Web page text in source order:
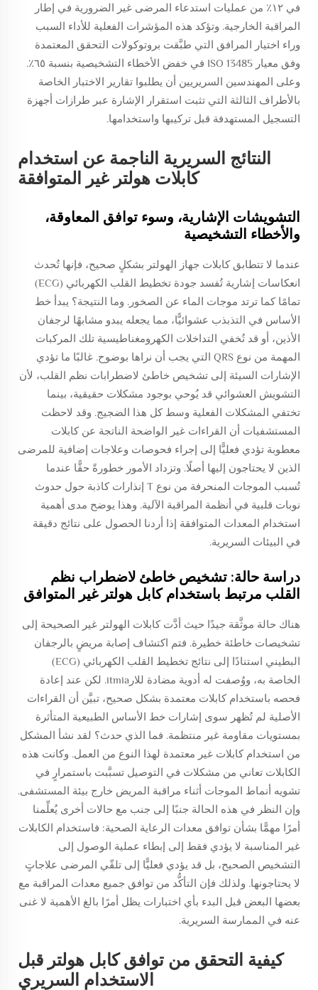
في ١٢٪ من عمليات استدعاء المرضى غير الضرورية في إطار
المراقبة الخارجية. وتؤكد هذه المؤشرات الفعلية للأداء السبب
وراء اختيار المرافق التي طبَّقت بروتوكولات التحقق المعتمدة
وفق معيار ISO 13485 في خفض الأخطاء التشخيصية بنسبة ٦٥٪.
وعلى المهندسين السريريين أن يطلبوا تقارير الاختبار الخاصة
بالأطراف الثالثة التي تثبت استقرار الإشارة عبر طرازات أجهزة
التسجيل المستهدفة قبل تركيبها واستخدامها.
النتائج السريرية الناجمة عن استخدام
كابلات هولتر غير المتوافقة
التشويشات الإشارية، وسوء توافق المعاوقة،
والأخطاء التشخيصية
عندما لا تتطابق كابلات جهاز الهولتر بشكلٍ صحيح، فإنها تُحدث
انعكاسات إشارية تُفسد جودة تخطيط القلب الكهربائي (ECG)
تمامًا كما ترتد موجات الماء عن الصخور. وما النتيجة؟ يبدأ خط
الأساس في التذبذب عشوائيًّا، مما يجعله يبدو مشابهًا لرجفان
الأذين، أو قد تُخفي التداخلات الكهرومغناطيسية تلك المركبات
المهمة من نوع QRS التي يجب أن نراها بوضوح. غالبًا ما تؤدي
الإشارات السيئة إلى تشخيص خاطئ لاضطرابات نظم القلب، لأن
التشويش العشوائي قد يُوحي بوجود مشكلات حقيقية، بينما
تختفي المشكلات الفعلية وسط كل هذا الضجيج. وقد لاحظت
المستشفيات أن القراءات غير الواضحة الناتجة عن كابلات
معطوبة تؤدي فعليًّا إلى إجراء فحوصات وعلاجات إضافية للمرضى
الذين لا يحتاجون إليها أصلًا. وتزداد الأمور خطورةً حقًّا عندما
تُسبب الموجات المنحرفة من نوع T إنذارات كاذبة حول حدوث
نوبات قلبية في أنظمة المراقبة الآلية. وهذا يوضح مدى أهمية
استخدام المعدات المتوافقة إذا أردنا الحصول على نتائج دقيقة
في البيئات السريرية.
دراسة حالة: تشخيص خاطئ لاضطراب نظم
القلب مرتبط باستخدام كابل هولتر غير المتوافق
هناك حالة موثَّقة جيدًا حيث أدَّت كابلات الهولتر غير الصحيحة إلى
تشخيصات خاطئة خطيرة. فتم اكتشاف إصابة مريضٍ بالرجفان
البطيني استنادًا إلى نتائج تخطيط القلب الكهربائي (ECG)
الخاصة به، ووُصفت له أدوية مضادة للارitmia. لكن عند إعادة
فحصه باستخدام كابلات معتمدة بشكل صحيح، تبيَّن أن القراءات
الأصلية لم تُظهر سوى إشارات خط الأساس الطبيعية المتأثرة
بمستويات مقاومة غير منتظمة. فما الذي حدث؟ لقد نشأ المشكل
من استخدام كابلات غير معتمدة لهذا النوع من العمل. وكانت هذه
الكابلات تعاني من مشكلات في التوصيل تسبَّبت باستمرارٍ في
تشويه أنماط الموجات أثناء مراقبة المريض خارج بيئة المستشفى.
وإن النظر في هذه الحالة جنبًا إلى جنب مع حالات أخرى يُعلِّمنا
أمرًا مهمًّا بشأن توافق معدات الرعاية الصحية: فاستخدام الكابلات
غير المناسبة لا يؤدي فقط إلى إبطاء عملية الوصول إلى
التشخيص الصحيح، بل قد يؤدي فعليًّا إلى تلقّي المرضى علاجاتٍ
لا يحتاجونها. ولذلك فإن التأكُّد من توافق جميع معدات المراقبة مع
بعضها البعض قبل البدء بأي اختبارات يظل أمرًا بالغ الأهمية لا غنى
عنه في الممارسة السريرية.
كيفية التحقق من توافق كابل هولتر قبل
الاستخدام السريري